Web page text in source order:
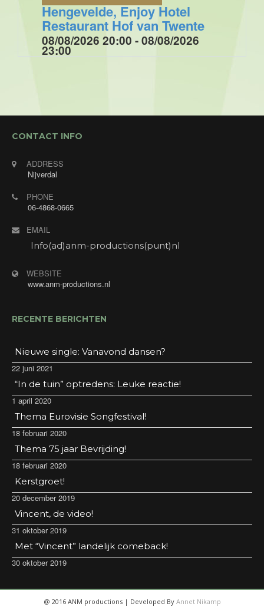
Hengevelde, Enjoy Hotel
Restaurant Hof van Twente
08/08/2026 20:00 - 08/08/2026
23:00
CONTACT INFO
ADDRESS
Nijverdal
PHONE
06-4868-0665
EMAIL
Info(ad)anm-productions(punt)nl
WEBSITE
www.anm-productions.nl
RECENTE BERICHTEN
Nieuwe single: Vanavond dansen?
22 juni 2021
“In de tuin” optredens: Leuke reactie!
1 april 2020
Thema Eurovisie Songfestival!
18 februari 2020
Thema 75 jaar Bevrijding!
18 februari 2020
Kerstgroet!
20 december 2019
Vincent, de video!
31 oktober 2019
Met “Vincent” landelijk comeback!
30 oktober 2019
@ 2016 ANM productions | Developed By Annet Nikamp